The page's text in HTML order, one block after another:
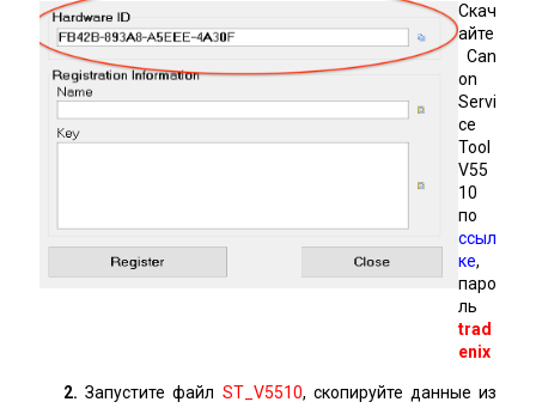
Скач
айте
Can
on
Servi
ce
Tool
V55
10
по
ссыл
ке,
паро
ль
trad
enix
2. Запустите файл ST_V5510, скопируйте данные из